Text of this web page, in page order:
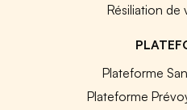
Résiliation de
Plateforme
Plateforme